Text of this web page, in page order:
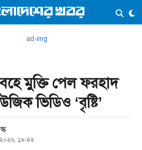
লগইন ×
আর্কাইভ
মুক্তি পেল ফরহাদ
ভিডিও ‘বৃষ্টি’
১৯:৪২